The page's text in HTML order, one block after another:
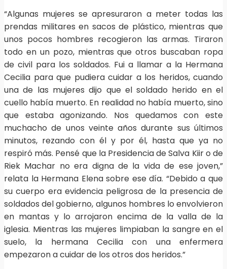
“Algunas mujeres se apresuraron a meter todas las
prendas militares en sacos de plástico, mientras que
unos pocos hombres recogieron las armas. Tiraron
todo en un pozo, mientras que otros buscaban ropa
de civil para los soldados. Fui a llamar a la Hermana
Cecilia para que pudiera cuidar a los heridos, cuando
una de las mujeres dijo que el soldado herido en el
cuello había muerto. En realidad no había muerto, sino
que estaba agonizando. Nos quedamos con este
muchacho de unos veinte años durante sus últimos
minutos, rezando con él y por él, hasta que ya no
respiró más. Pensé que la Presidencia de Salva Kiir o de
Riek Machar no era digna de la vida de ese joven,”
relata la Hermana Elena sobre ese día. “Debido a que
su cuerpo era evidencia peligrosa de la presencia de
soldados del gobierno, algunos hombres lo envolvieron
en mantas y lo arrojaron encima de la valla de la
iglesia. Mientras las mujeres limpiaban la sangre en el
suelo, la hermana Cecilia con una enfermera
empezaron a cuidar de los otros dos heridos.”